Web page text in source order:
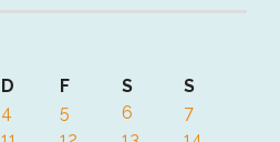
D F S
S
4 5 6
7